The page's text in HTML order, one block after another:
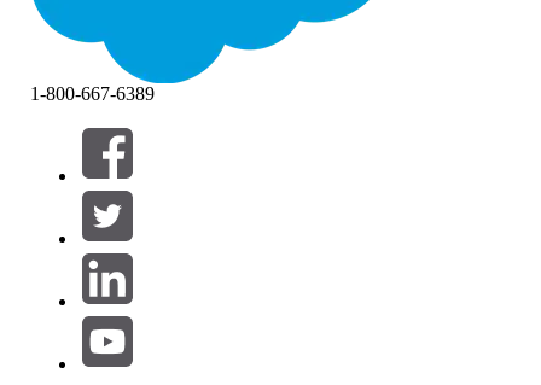
Filtros (0)
SELECIONAR FILTROS
Área de produtos
1-800-667-6389